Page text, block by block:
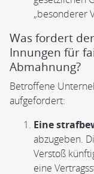
„besonderer
Was fordert
Innungen für
Abmahnung?
Betroffene
aufgefordert:
Eine
abzugeben.
Verstoß
eine